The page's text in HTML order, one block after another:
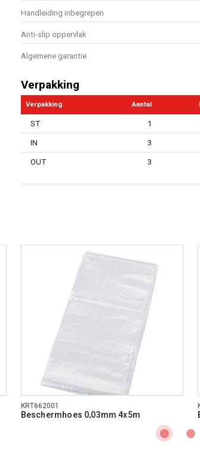
Handleiding inbegrepen
Anti-slip oppervlak
Algemene garantie
Verpakking
Verpakking Aantal
ST 1
IN 3
OUT 3
KRT662001
Beschermhoes 0,03mm 4x5m